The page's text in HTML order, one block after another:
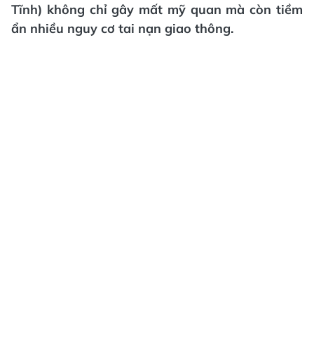
Tĩnh) không chỉ gây mất mỹ quan mà còn tiềm
ẩn nhiều nguy cơ tai nạn giao thông.